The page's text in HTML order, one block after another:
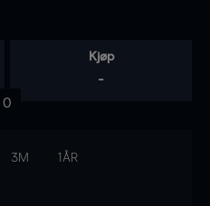
Kjøp
-
0
3M 1ÅR